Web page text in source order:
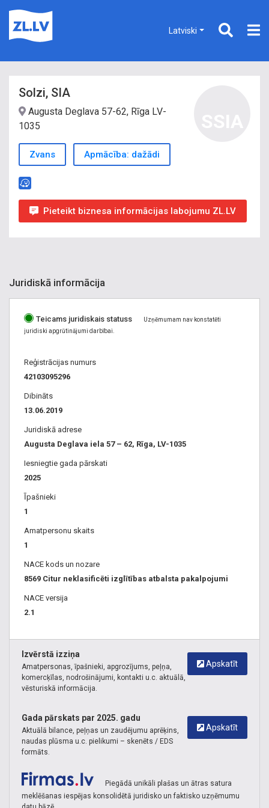
Latviski
Solzi, SIA
Augusta Deglava 57-62, Rīga LV-
1035
Zvans Apmācība: dažādi
Pieteikt biznesa informācijas labojumu ZL.LV
Juridiskā informācija
Teicams juridiskais statuss
Uzņēmumam nav konstatēti
juridiski apgrūtinājumi darbībai.
Reģistrācijas numurs
42103095296
Dibināts
13.06.2019
Juridiskā adrese
Augusta Deglava iela 57 – 62, Rīga, LV-1035
Iesniegtie gada pārskati
2025
Īpašnieki
1
Amatpersonu skaits
1
NACE kods un nozare
8569 Citur neklasificēti izglītības atbalsta pakalpojumi
NACE versija
2.1
Apskatīt
Izvērstā izziņa
Amatpersonas, īpašnieki, apgrozījums, peļņa,
komercķīlas, nodrošinājumi, kontakti u.c. aktuālā,
vēsturiskā informācija.
Apskatīt
Gada pārskats par 2025. gadu
Aktuālā bilance, peļņas un zaudējumu aprēķins,
naudas plūsma u.c. pielikumi – skenēts / EDS
formāts.
Piegādā unikāli plašas un ātras satura
meklēšanas iespējas konsolidētā juridisko un faktisko uzņēmumu